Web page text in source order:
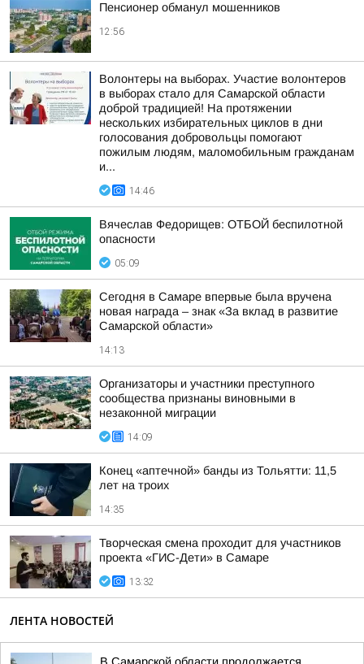
Пенсионер обманул мошенников
12:56
Волонтеры на выборах. Участие волонтеров
в выборах стало для Самарской области
доброй традицией! На протяжении
нескольких избирательных циклов в дни
голосования добровольцы помогают
пожилым людям, маломобильным гражданам
и...
14:46
Вячеслав Федорищев: ОТБОЙ беспилотной
опасности
05:09
Сегодня в Самаре впервые была вручена
новая награда – знак «За вклад в развитие
Самарской области»
14:13
Организаторы и участники преступного
сообщества признаны виновными в
незаконной миграции
14:09
Конец «аптечной» банды из Тольятти: 11,5
лет на троих
14:35
Творческая смена проходит для участников
проекта «ГИС-Дети» в Самаре
13:32
ЛЕНТА НОВОСТЕЙ